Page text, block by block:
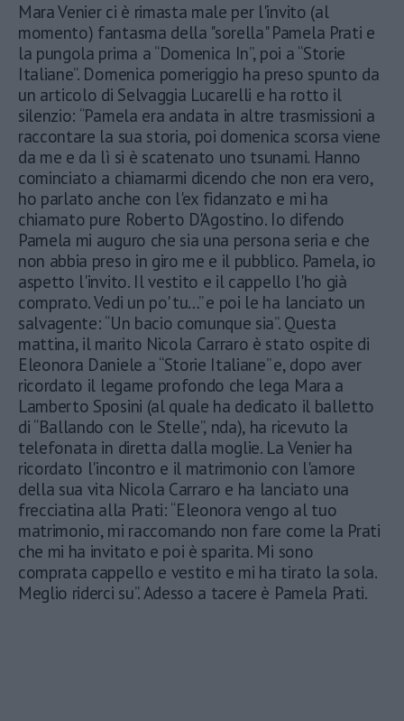
Mara Venier ci è rimasta male per l'invito (al
momento) fantasma della "sorella" Pamela Prati e
la pungola prima a “Domenica In”, poi a “Storie
Italiane”. Domenica pomeriggio ha preso spunto da
un articolo di Selvaggia Lucarelli e ha rotto il
silenzio: “Pamela era andata in altre trasmissioni a
raccontare la sua storia, poi domenica scorsa viene
da me e da lì si è scatenato uno tsunami. Hanno
cominciato a chiamarmi dicendo che non era vero,
ho parlato anche con l'ex fidanzato e mi ha
chiamato pure Roberto D'Agostino. Io difendo
Pamela mi auguro che sia una persona seria e che
non abbia preso in giro me e il pubblico. Pamela, io
aspetto l'invito. Il vestito e il cappello l'ho già
comprato. Vedi un po' tu…” e poi le ha lanciato un
salvagente: “Un bacio comunque sia”. Questa
mattina, il marito Nicola Carraro è stato ospite di
Eleonora Daniele a “Storie Italiane” e, dopo aver
ricordato il legame profondo che lega Mara a
Lamberto Sposini (al quale ha dedicato il balletto
di “Ballando con le Stelle”, nda), ha ricevuto la
telefonata in diretta dalla moglie. La Venier ha
ricordato l'incontro e il matrimonio con l'amore
della sua vita Nicola Carraro e ha lanciato una
frecciatina alla Prati: “Eleonora vengo al tuo
matrimonio, mi raccomando non fare come la Prati
che mi ha invitato e poi è sparita. Mi sono
comprata cappello e vestito e mi ha tirato la sola.
Meglio riderci su”. Adesso a tacere è Pamela Prati.